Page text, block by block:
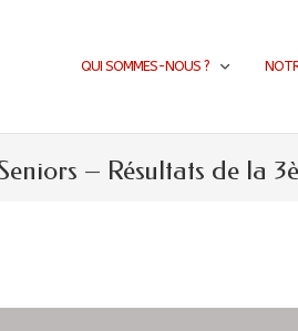
QUI SOMMES-NOUS ?
– Résultats de la